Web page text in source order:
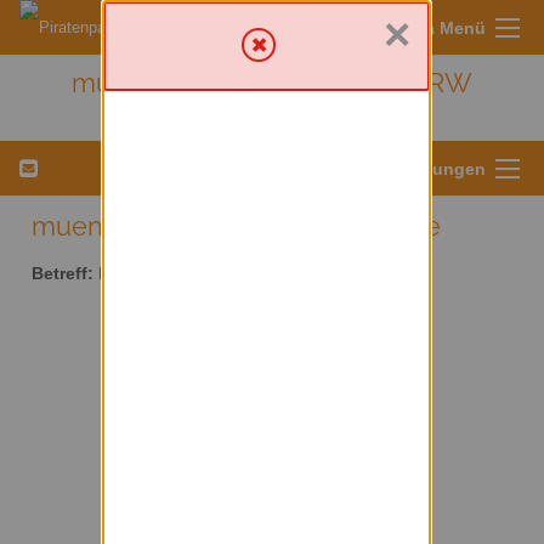
Sympa Menü
muenster - Kreis Münster/ NRW
Menü für Listeneinstellungen
muenster AT lists.piratenpartei.de
Betreff:
×